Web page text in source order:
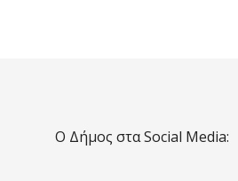
Ο Δήμος στα Social Media: